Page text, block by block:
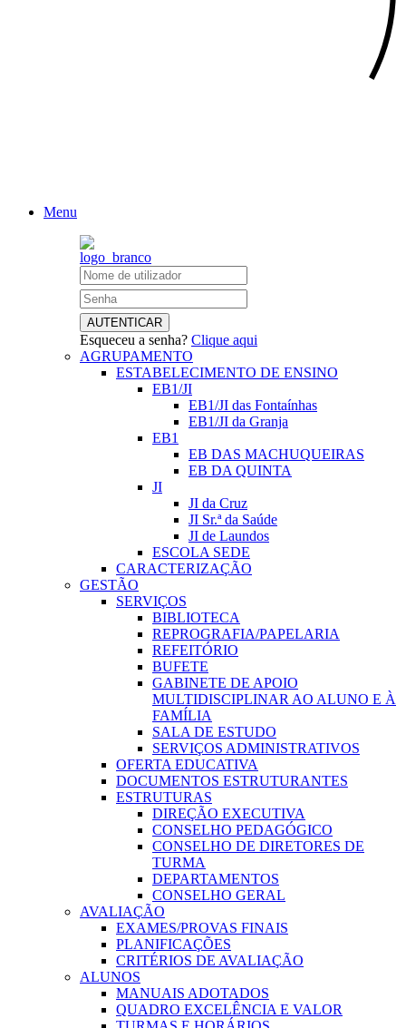
Menu
Esqueceu a senha? Clique aqui
AGRUPAMENTO
ESTABELECIMENTO DE ENSINO
EB1/JI
EB1/JI das Fontaínhas
EB1/JI da Granja
EB1
EB DAS MACHUQUEIRAS
EB DA QUINTA
JI
JI da Cruz
JI Sr.ª da Saúde
JI de Laundos
ESCOLA SEDE
CARACTERIZAÇÃO
GESTÃO
SERVIÇOS
BIBLIOTECA
REPROGRAFIA/PAPELARIA
REFEITÓRIO
BUFETE
GABINETE DE APOIO
MULTIDISCIPLINAR AO ALUNO E À
FAMÍLIA
SALA DE ESTUDO
SERVIÇOS ADMINISTRATIVOS
OFERTA EDUCATIVA
DOCUMENTOS ESTRUTURANTES
ESTRUTURAS
DIREÇÃO EXECUTIVA
CONSELHO PEDAGÓGICO
CONSELHO DE DIRETORES DE
TURMA
DEPARTAMENTOS
CONSELHO GERAL
AVALIAÇÃO
EXAMES/PROVAS FINAIS
PLANIFICAÇÕES
CRITÉRIOS DE AVALIAÇÃO
ALUNOS
MANUAIS ADOTADOS
QUADRO EXCELÊNCIA E VALOR